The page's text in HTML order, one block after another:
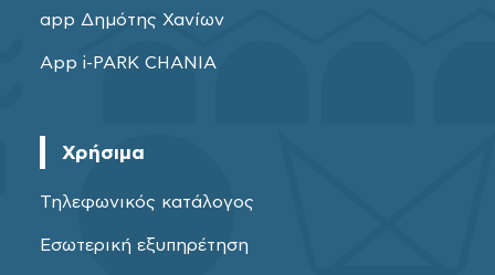
app Δημότης Χανίων
App i-PARK CHANIA
Χρήσιμα
Τηλεφωνικός κατάλογος
Εσωτερική εξυπηρέτηση